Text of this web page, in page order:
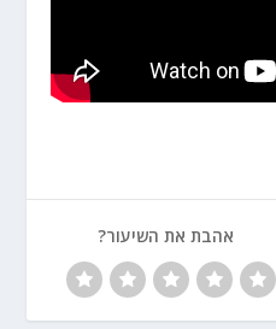
אהבת את השיעור?